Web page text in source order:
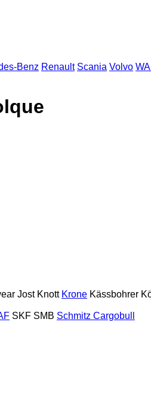
Benz Renault Scania Volvo
Jost Knott Krone Kässbohrer
SKF SMB Schmitz Cargobull